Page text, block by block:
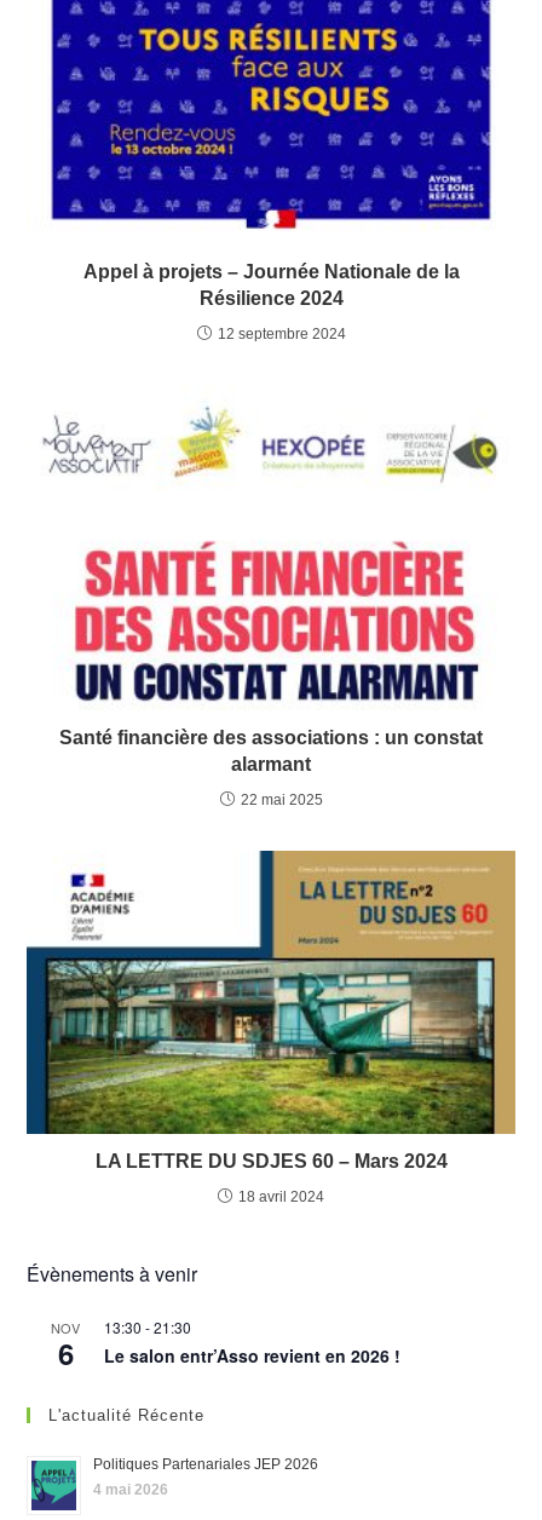
Appel à projets – Journée Nationale de la
Résilience 2024
12 septembre 2024
Santé financière des associations : un constat
alarmant
22 mai 2025
LA LETTRE DU SDJES 60 – Mars 2024
18 avril 2024
Évènements à venir
NOV
6
13:30 -21:30
Le salon entr’Asso revient en 2026 !
L'actualité Récente
Politiques Partenariales JEP 2026
4 mai 2026